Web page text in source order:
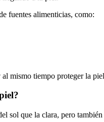
fuentes alimenticias, como:
mismo tiempo proteger la
sol que la clara, pero